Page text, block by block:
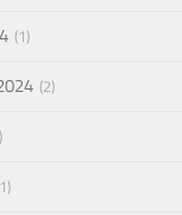
1
2
1